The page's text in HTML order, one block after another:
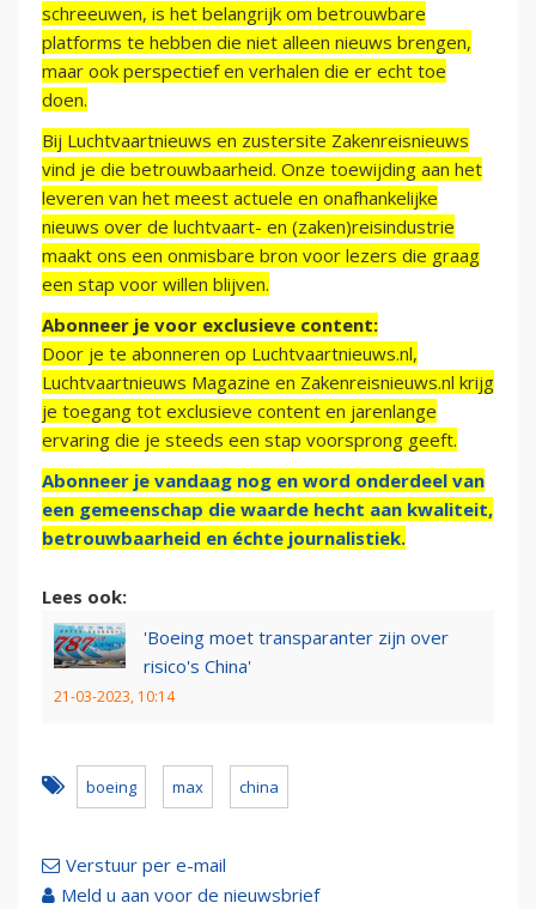
schreeuwen, is het belangrijk om betrouwbare
platforms te hebben die niet alleen nieuws brengen,
maar ook perspectief en verhalen die er echt toe
doen.
Bij Luchtvaartnieuws en zustersite Zakenreisnieuws
vind je die betrouwbaarheid. Onze toewijding aan het
leveren van het meest actuele en onafhankelijke
nieuws over de luchtvaart- en (zaken)reisindustrie
maakt ons een onmisbare bron voor lezers die graag
een stap voor willen blijven.
Abonneer je voor exclusieve content:
Door je te abonneren op Luchtvaartnieuws.nl,
Luchtvaartnieuws Magazine en Zakenreisnieuws.nl krijg
je toegang tot exclusieve content en jarenlange
ervaring die je steeds een stap voorsprong geeft.
Abonneer je vandaag nog en word onderdeel van
een gemeenschap die waarde hecht aan kwaliteit,
betrouwbaarheid en échte journalistiek.
Lees ook:
'Boeing moet transparanter zijn over
risico's China'
21-03-2023, 10:14
boeing max china
Verstuur per e-mail
Meld u aan voor de nieuwsbrief